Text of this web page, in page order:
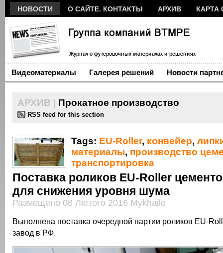
НОВОСТИ О САЙТЕ. КОНТАКТЫ АРХИВ КАРТА
Видеоматериалы Галерея решений Новости
АРХИВ | Прокатное производство
RSS feed for this section
Tags: EU-Roller, конвейер,
материалы, производство
транспортировка
Поставка роликов EU-Roller
для снижения уровня шума
Размещено 08 Лютого 2016 Mykhailo
Выполнена поставка очередной партии роликов EU-
завод в РФ.